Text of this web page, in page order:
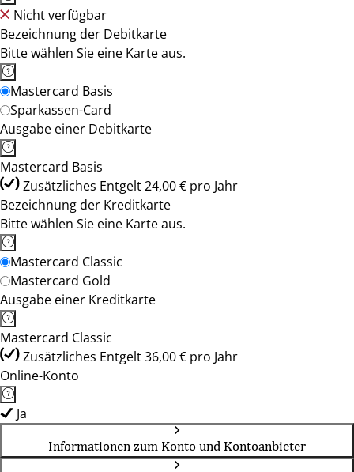
Nicht verfügbar
Bezeichnung der Debitkarte
Bitte wählen Sie eine Karte aus.
Mastercard Basis
Sparkassen-Card
Ausgabe einer Debitkarte
Mastercard Basis
Zusätzliches Entgelt 24,00 € pro Jahr
Bezeichnung der Kreditkarte
Bitte wählen Sie eine Karte aus.
Mastercard Classic
Mastercard Gold
Ausgabe einer Kreditkarte
Mastercard Classic
Zusätzliches Entgelt 36,00 € pro Jahr
Online-Konto
Ja
Informationen zum Konto und Kontoanbieter